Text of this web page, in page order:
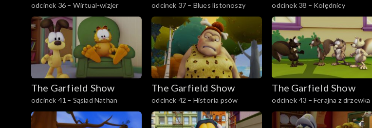
odcinek 36 – Wirtual-wizjer odcinek 37 – Blues listonoszy odcinek 38 – Kolędnicy
The Garfield Show
odcinek 41 – Sąsiad Nathan
The Garfield Show
odcinek 42 – Historia psów
The Garfield Show
odcinek 43 – Ferajna z drzewka